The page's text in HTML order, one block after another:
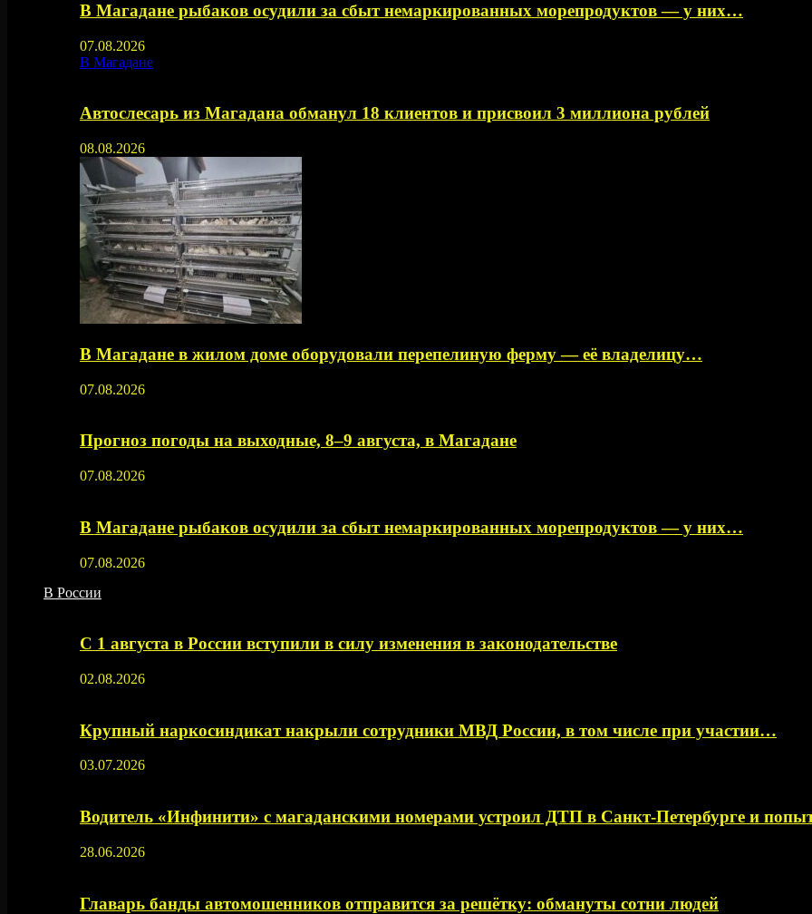
В Магадане рыбаков осудили за сбыт немаркированных морепродуктов — у них…
07.08.2026
В Магадане
Автослесарь из Магадана обманул 18 клиентов и присвоил 3 миллиона рублей
08.08.2026
В Магадане в жилом доме оборудовали перепелиную ферму — её владелицу…
07.08.2026
Прогноз погоды на выходные, 8–9 августа, в Магадане
07.08.2026
В Магадане рыбаков осудили за сбыт немаркированных морепродуктов — у них…
07.08.2026
В России
С 1 августа в России вступили в силу изменения в законодательстве
02.08.2026
Крупный наркосиндикат накрыли сотрудники МВД России, в том числе при участии…
03.07.2026
Водитель «Инфинити» с магаданскими номерами устроил ДТП в Санкт-Петербурге и
28.06.2026
Главарь банды автомошенников отправится за решётку: обмануты сотни людей